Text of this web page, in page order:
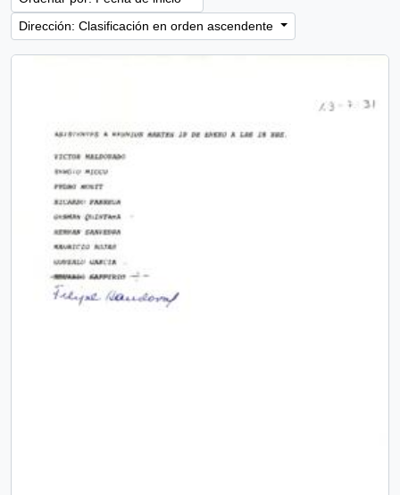
Dirección: Clasificación en orden ascendente